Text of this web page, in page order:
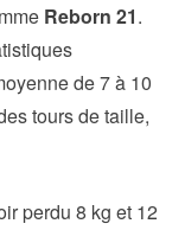
Reborn 21.
de 7 à 10
tours de taille,
perdu 8 kg et 12